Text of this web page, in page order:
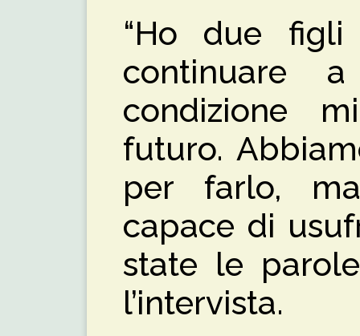
“Ho due figli
continuare
condizione
futuro.
per farlo,
capace di
state le
l’intervista.